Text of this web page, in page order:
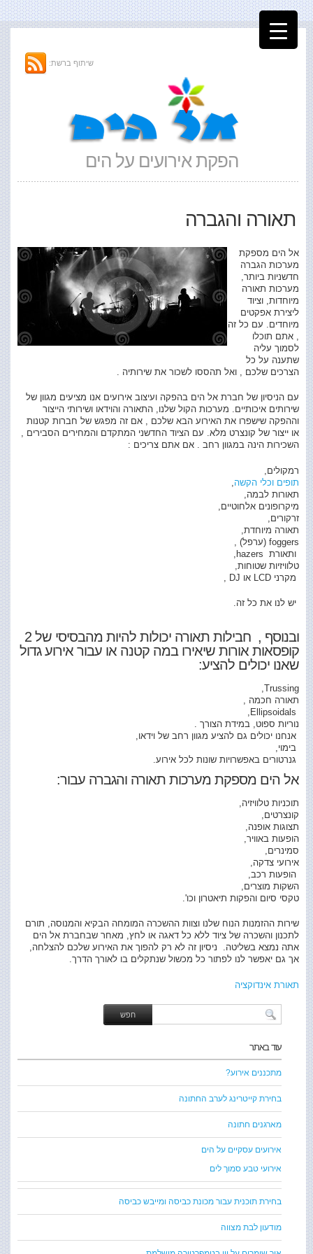
הפקת אירועים על הים
שיתוף ברשת:
תאורה והגברה
אל הים מספקת
מערכות הגברה
חדשניות ביותר,
מערכות תאורה
מיוחדות, וציוד
ליצירת אפקטים
מיוחדים. עם כל זה
, אתם תוכלו
לסמוך עליה
שתענה על כל
הצרכים שלכם , ואל תהססו לשכור את שירותיה .
עם הניסיון של חברת אל הים בהפקה ועיצוב אירועים אנו מציעים מגוון של
שירותים איכותיים. מערכות הקול שלנו, התאורה והוידאו ושירותי הייצור
וההפקה שישפרו את האירוע הבא שלכם , אם זה מפגש של חברות קטנות
או ייצור של קונצרט מלא. עם הציוד החדשני המתקדם והמחירים הסבירים ,
השכירות הינה במגוון רחב . אם אתם צריכים :
רמקולים,
תופים וכלי הקשה
תאורות לבמה,
מיקרופונים אלחוטיים,
זרקורים,
תאורה מיוחדת,
foggers (ערפל) ,
ותאורת hazers,
טלוויזיות שטוחות,
מקרני LCD או DJ ,
יש לנו את כל זה.
ובנוסף , חבילות תאורה יכולות להיות מהבסיסי של 2
קופסאות אורות שיאירו במה קטנה או עבור אירוע גדול
שאנו יכולים להציע:
Trussing,
תאורה חכמה ,
נוריות ספוט, במידת הצורך .
אנחנו יכולים גם להציע מגוון רחב של וידאו,
בימוי,
גנרטורים באפשרויות שונות לכל אירוע.
אל הים מספקת מערכות תאורה והגברה עבור:
תוכניות טלוויזיה,
קונצרטים,
תצוגות אופנה,
הופעות באוויר,
סמינרים,
אירועי צדקה,
הופעות רכב,
השקות מוצרים,
טקסי סיום והפקות תיאטרון וכו'.
שירות ההזמנות הנוח שלנו וצוות ההשכרה המומחה הבקיא והמנוסה, תורם
לתכנון והשכרה של ציוד ללא כל דאגה או לחץ, מאחר שבחברת אל הים
אתה נמצא בשליטה. ניסיון זה לא רק להפוך את האירוע שלכם להצלחה,
אך גם יאפשר לנו לפתור כל מכשול שנתקלים בו לאורך הדרך.
תאורת אינדוקציה
עוד באתר
מתכננים אירוע?
בחירת קייטרינג לערב החתונה
מארגנים חתונה
אירועים עסקיים על הים
אירועי טבע סמוך לים
בחירת תוכנית עבור מכונת כביסה ומייבש כביסה
מודעון לבת מצווה